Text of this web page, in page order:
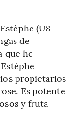
(US
de
que he
propietarios
Es potente
y fruta